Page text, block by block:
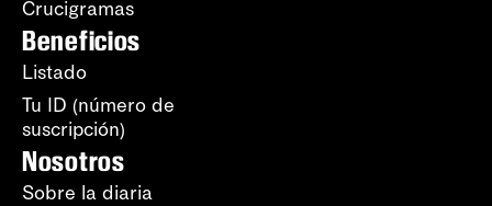
Crucigramas
Beneficios
Listado
Tu ID (número de
suscripción)
Nosotros
Sobre la diaria